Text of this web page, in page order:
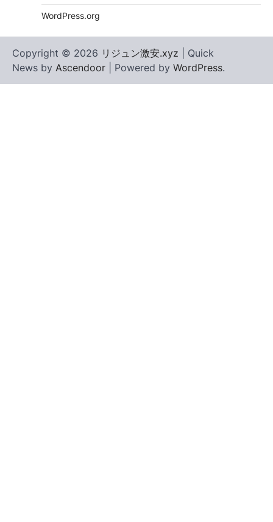
WordPress.org
Copyright © 2026 リジュン激安.xyz | Quick
News by Ascendoor | Powered by WordPress.